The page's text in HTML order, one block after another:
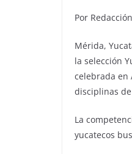
Por Redacción
Mérida,
la selección
celebrada en
disciplinas
La
yucatecos